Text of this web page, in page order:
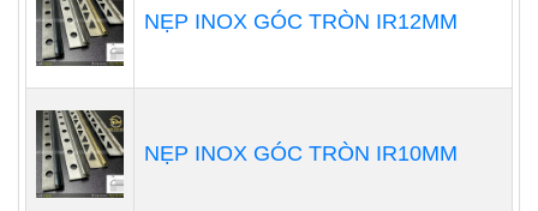
NẸP INOX GÓC TRÒN IR12MM
NẸP INOX GÓC TRÒN IR10MM